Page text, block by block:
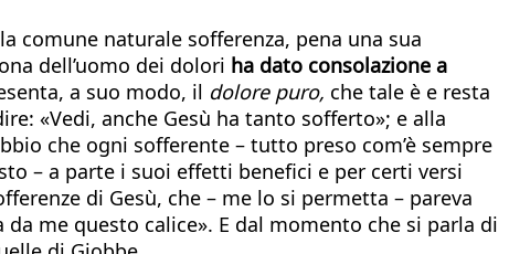
comune naturale sofferenza, pena una sua
dell’uomo dei dolori ha dato consolazione a
a suo modo, il dolore puro, che tale è e resta
«Vedi, anche Gesù ha tanto sofferto»; e alla
che ogni sofferente – tutto preso com’è sempre
– a parte i suoi effetti benefici e per certi versi
di Gesù, che – me lo si permetta – pareva
me questo calice». E dal momento che si parla di